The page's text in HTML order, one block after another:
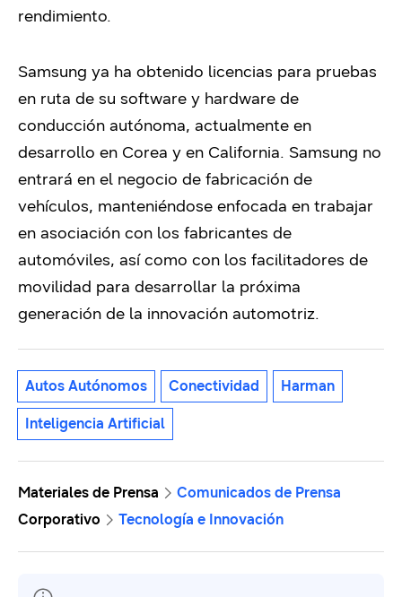
rendimiento.
Samsung ya ha obtenido licencias para pruebas
en ruta de su software y hardware de
conducción autónoma, actualmente en
desarrollo en Corea y en California. Samsung no
entrará en el negocio de fabricación de
vehículos, manteniéndose enfocada en trabajar
en asociación con los fabricantes de
automóviles, así como con los facilitadores de
movilidad para desarrollar la próxima
generación de la innovación automotriz.
Autos Autónomos Conectividad Harman
Inteligencia Artificial
Materiales de Prensa
Comunicados de Prensa
Corporativo
Tecnología e Innovación